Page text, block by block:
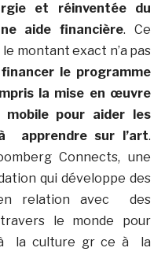
et réinventée du
aide financière. Ce
montant exact n’a pas
financer le programme
la mise en œuvre
mobile pour aider les
apprendre sur l’art.
Connects, une
qui développe des
en relation avec des
le monde pour
à la culture gr ce à la